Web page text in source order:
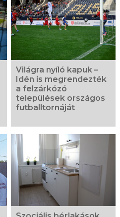
Világra nyíló kapuk –
Idén is megrendezték
a felzárkózó
települések országos
futballtornáját